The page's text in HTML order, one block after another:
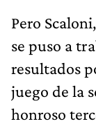
Pero
se puso a
resultados
juego de la
honroso